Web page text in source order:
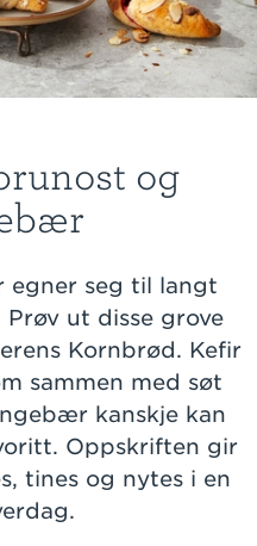
og
egner seg til langt
ut disse grove
Kornbrød. Kefir
sammen med søt
kanskje kan
Oppskriften gir
tines og nytes i en